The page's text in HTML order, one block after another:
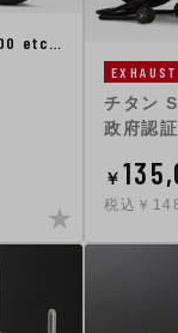
etc…
EXHAUST
チタン
政府認
￥
税込￥